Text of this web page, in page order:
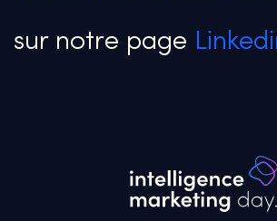
sur notre page